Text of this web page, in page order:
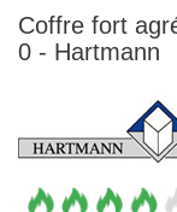
Coffre fort
0 - Hartmann